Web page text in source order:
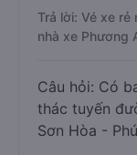
Trả lời: Vé xe
nhà xe Phương
Câu hỏi: Có
thác tuyến
Sơn Hòa -